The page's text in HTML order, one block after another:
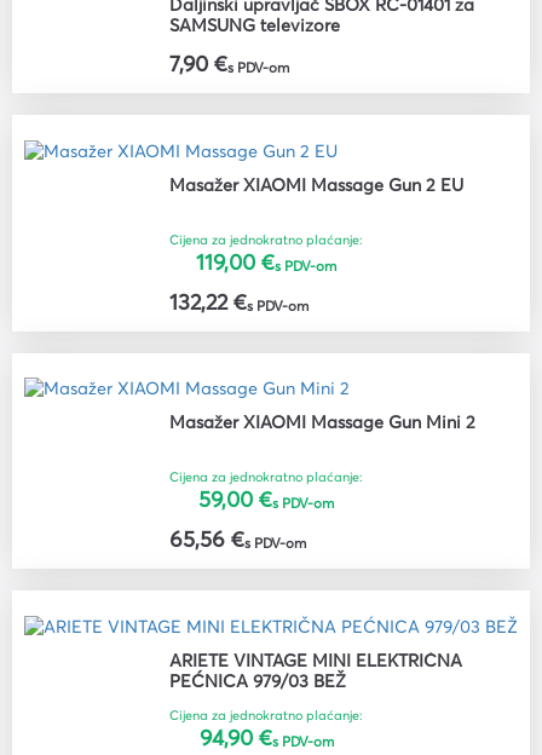
Daljinski upravljač SBOX RC-01401 za
SAMSUNG televizore
7,90 €s PDV-om
Masažer XIAOMI Massage Gun 2 EU
Cijena za jednokratno plaćanje:
119,00 €s PDV-om
132,22 €s PDV-om
Masažer XIAOMI Massage Gun Mini 2
Cijena za jednokratno plaćanje:
59,00 €s PDV-om
65,56 €s PDV-om
ARIETE VINTAGE MINI ELEKTRIČNA
PEĆNICA 979/03 BEŽ
Cijena za jednokratno plaćanje:
94,90 €s PDV-om